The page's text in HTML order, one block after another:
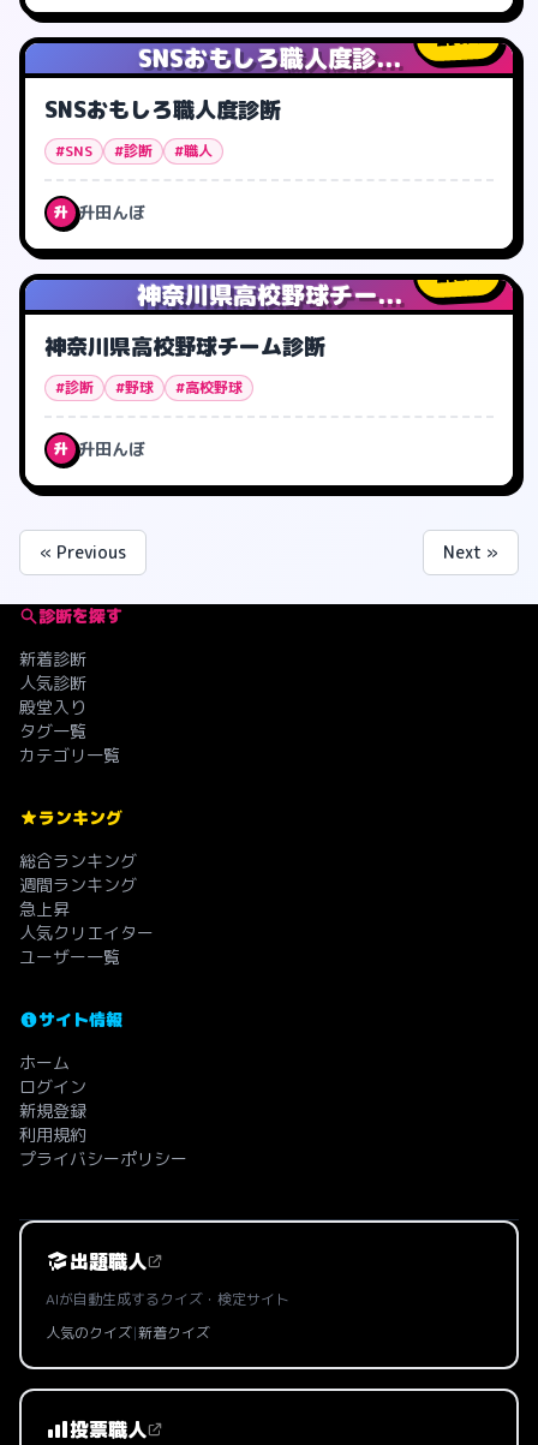
SNSおもしろ職人度診...
1人
SNSおもしろ職人度診断
#SNS #診断 #職人
升 升田んぼ
神奈川県高校野球チー...
2人
神奈川県高校野球チーム診断
#診断 #野球 #高校野球
升 升田んぼ
« Previous Next »
診断を探す
新着診断
人気診断
殿堂入り
タグ一覧
カテゴリ一覧
ランキング
総合ランキング
週間ランキング
急上昇
人気クリエイター
ユーザー一覧
サイト情報
ホーム
ログイン
新規登録
利用規約
プライバシーポリシー
出題職人
AIが自動生成するクイズ・検定サイト
人気のクイズ|新着クイズ
投票職人